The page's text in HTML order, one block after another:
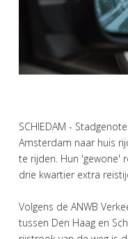
SCHIEDAM -
Amsterdam naar huis
te rijden. Hun 'gewone'
drie kwartier extra
Volgens de ANWB
tussen Den Haag en